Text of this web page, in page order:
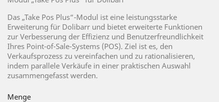
Das „Take Pos Plus“-Modul ist eine leistungsstarke
Erweiterung für Dolibarr und bietet erweiterte Funktionen
zur Verbesserung der Effizienz und Benutzerfreundlichkeit
Ihres Point-of-Sale-Systems (POS). Ziel ist es, den
Verkaufsprozess zu vereinfachen und zu rationalisieren,
indem parallele Verkäufe in einer praktischen Auswahl
zusammengefasst werden.
Menge